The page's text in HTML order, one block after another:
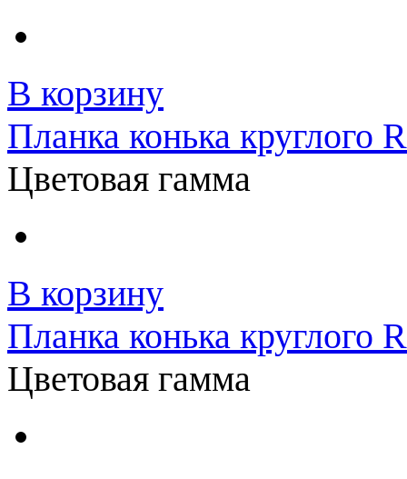
В корзину
Планка конька круглого
Цветовая гамма
В корзину
Планка конька
Цветовая гамма